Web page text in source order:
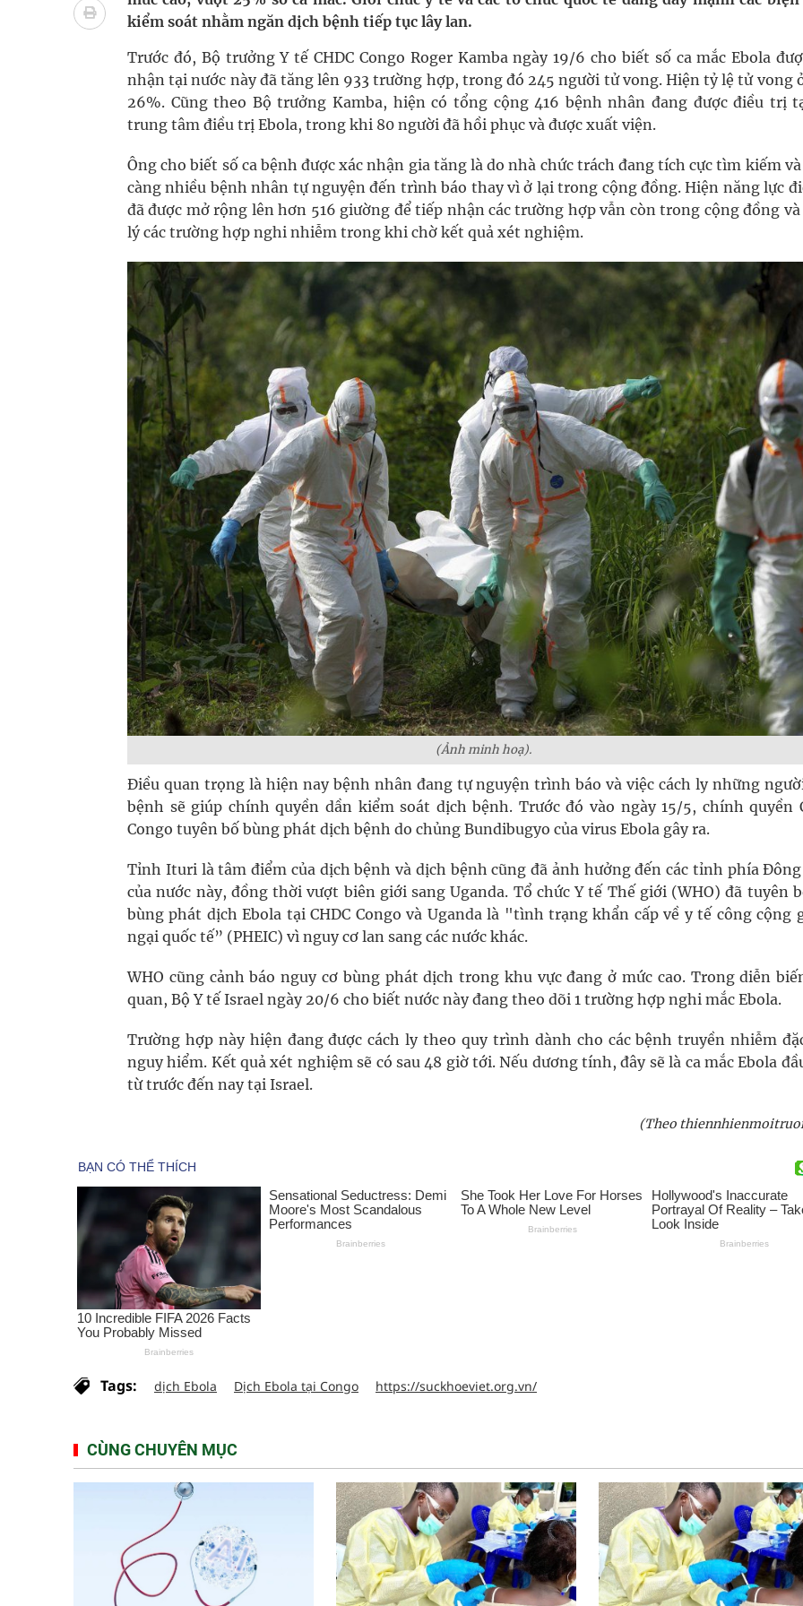
Xây dựng bản đồ mạng lưới cấp cứu ngoại viện toàn quốc
"Nền kinh tế bạc" có thể trở thành động lực tăng trưởng mới của Việt Nam
Quảng Trị: Phát huy vai trò của chính quyền địa phương hai cấp trong quản lý hoạt động nha khoa,
bảo vệ sức khỏe Nhân dân
Tổng hợp những cách trị thâm body nách, bẹn, mông cực hiệu quả
Tỷ lệ tật khúc xạ ở trẻ gia tăng: Khuyến nghị của chuyên gia
kiểm soát nhằm ngăn dịch bệnh tiếp tục lây lan.
Trước đó, Bộ trưởng Y tế CHDC Congo Roger Kamba ngày 19/6 cho biết số ca mắc Ebola
nhận tại nước này đã tăng lên 933 trường hợp, trong đó 245 người tử vong. Hiện tỷ lệ tử vong
26%. Cũng theo Bộ trưởng Kamba, hiện có tổng cộng 416 bệnh nhân đang được điều trị
trung tâm điều trị Ebola, trong khi 80 người đã hồi phục và được xuất viện.
Ông cho biết số ca bệnh được xác nhận gia tăng là do nhà chức trách đang tích cực tìm kiếm
càng nhiều bệnh nhân tự nguyện đến trình báo thay vì ở lại trong cộng đồng. Hiện năng lực
đã được mở rộng lên hơn 516 giường để tiếp nhận các trường hợp vẫn còn trong cộng đồng
lý các trường hợp nghi nhiễm trong khi chờ kết quả xét nghiệm.
(Ảnh minh hoạ).
Điều quan trọng là hiện nay bệnh nhân đang tự nguyện trình báo và việc cách ly những
bệnh sẽ giúp chính quyền dần kiểm soát dịch bệnh. Trước đó vào ngày 15/5, chính quyền
Congo tuyên bố bùng phát dịch bệnh do chủng Bundibugyo của virus Ebola gây ra.
Tỉnh Ituri là tâm điểm của dịch bệnh và dịch bệnh cũng đã ảnh hưởng đến các tỉnh phía
của nước này, đồng thời vượt biên giới sang Uganda. Tổ chức Y tế Thế giới (WHO) đã tuyên
bùng phát dịch Ebola tại CHDC Congo và Uganda là "tình trạng khẩn cấp về y tế công cộng
ngại quốc tế” (PHEIC) vì nguy cơ lan sang các nước khác.
WHO cũng cảnh báo nguy cơ bùng phát dịch trong khu vực đang ở mức cao. Trong diễn
quan, Bộ Y tế Israel ngày 20/6 cho biết nước này đang theo dõi 1 trường hợp nghi mắc Ebola.
Trường hợp này hiện đang được cách ly theo quy trình dành cho các bệnh truyền nhiễm
nguy hiểm. Kết quả xét nghiệm sẽ có sau 48 giờ tới. Nếu dương tính, đây sẽ là ca mắc Ebola
từ trước đến nay tại Israel.
(Theo
Tags: dịch Ebola Dịch Ebola tại Congo https://suckhoeviet.org.vn/
CÙNG CHUYÊN MỤC